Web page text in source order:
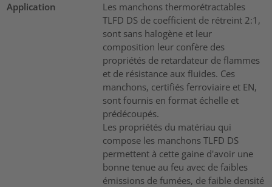
Application
Les manchons thermorétractables
TLFD DS de coefficient de rétreint 2:1,
sont sans halogène et leur
composition leur confère des
propriétés de retardateur de flammes
et de résistance aux fluides. Ces
manchons, certifiés ferroviaire et EN,
sont fournis en format échelle et
prédécoupés.
Les propriétés du matériau qui
compose les manchons TLFD DS
permettent à cette gaine d'avoir une
bonne tenue au feu avec de faibles
émissions de fumées, de faible densité